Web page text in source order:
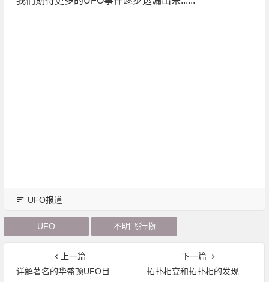
UFO报道
UFO 不明飞行物
上一篇
详解著名的华盛顿UFO目击事件
下一篇
拓扑相变和拓扑相的发现者获得2016诺贝尔奖